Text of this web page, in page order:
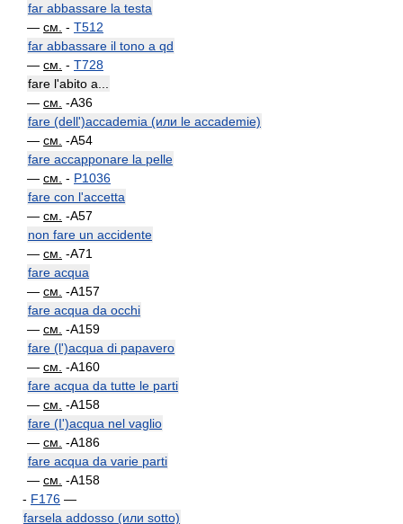
far abbassare la testa
— см. - T512
far abbassare il tono a qd
— см. - T728
fare l'abito a...
— см. -A36
fare (dell')accademia (или le accademie)
— см. -A54
fare accapponare la pelle
— см. - P1036
fare con l'accetta
— см. -A57
non fare un accidente
— см. -A71
fare acqua
— см. -A157
fare acqua da occhi
— см. -A159
fare (l')acqua di papavero
— см. -A160
fare acqua da tutte le parti
— см. -A158
fare (I')acqua nel vaglio
— см. -A186
fare acqua da varie parti
— см. -A158
- F176 —
farsela addosso (или sotto)